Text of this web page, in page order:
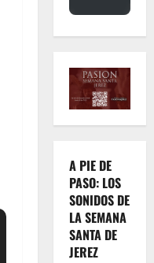
A PIE DE
PASO: LOS
SONIDOS DE
LA SEMANA
SANTA DE
JEREZ